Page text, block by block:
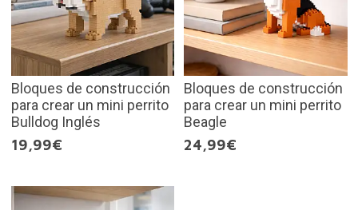
Bloques de construcción
para crear un mini perrito
Bulldog Inglés
19,99€
Bloques de construcción
para crear un mini perrito
Beagle
24,99€